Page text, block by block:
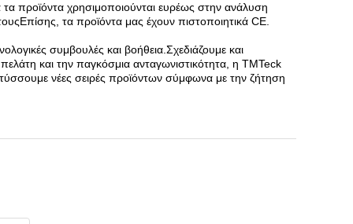
προϊόντα χρησιμοποιούνται ευρέως στην ανάλυση
τα προϊόντα μας έχουν πιστοποιητικά CE.
συμβουλές και βοήθεια.Σχεδιάζουμε και
και την παγκόσμια ανταγωνιστικότητα, η TMTeck
νέες σειρές προϊόντων σύμφωνα με την ζήτηση